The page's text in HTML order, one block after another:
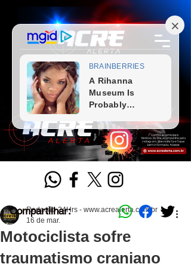
Motociclista sofre
traumatismo craniano
Redação 24Hrs - www.acrealerta.com.br
16 de mar.
Compartilhar: